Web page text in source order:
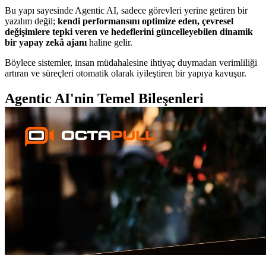
Bu yapı sayesinde Agentic AI, sadece görevleri yerine getiren bir
yazılım değil; kendi performansını optimize eden, çevresel
değişimlere tepki veren ve hedeflerini güncelleyebilen dinamik
bir yapay zekâ ajanı haline gelir.
Böylece sistemler, insan müdahalesine ihtiyaç duymadan verimliliği
artıran ve süreçleri otomatik olarak iyileştiren bir yapıya kavuşur.
Agentic AI'nin Temel Bileşenleri